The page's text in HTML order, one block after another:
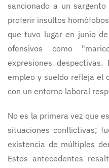
sancionado a un
proferir insultos
que tuvo lugar en junio
ofensivos como
expresiones
empleo y sueldo refleja el
con un entorno laboral
No es la primera vez que
situaciones conflictivas;
existencia de múltiples
Estos antecedentes